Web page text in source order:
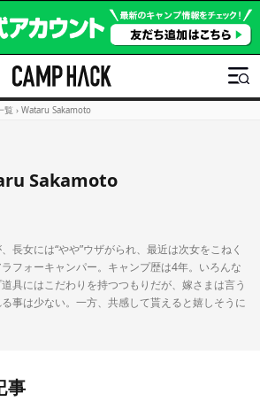
覧 › Wataru Sakamoto
Sakamoto
長女には“やや”ウザがられ、最近は次女をこねく
フォーキャンパー。キャンプ歴は4年。いろんな
具にはこだわりを持つつもりだが、嫁さまは言う
事は少ない。一方、共感して貰えると嬉しそうに
事